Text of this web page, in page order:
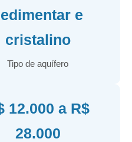
e
cristalino
Tipo de aquífero
12.000 a R$
28.000